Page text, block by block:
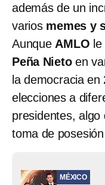
además de un
varios memes y
Aunque AMLO
Peña Nietoen
la democracia
elecciones a
presidentes, algo
toma de
MÉXICO